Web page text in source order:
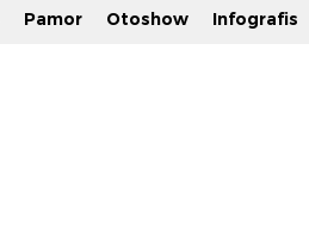
Pamor Otoshow Infografis